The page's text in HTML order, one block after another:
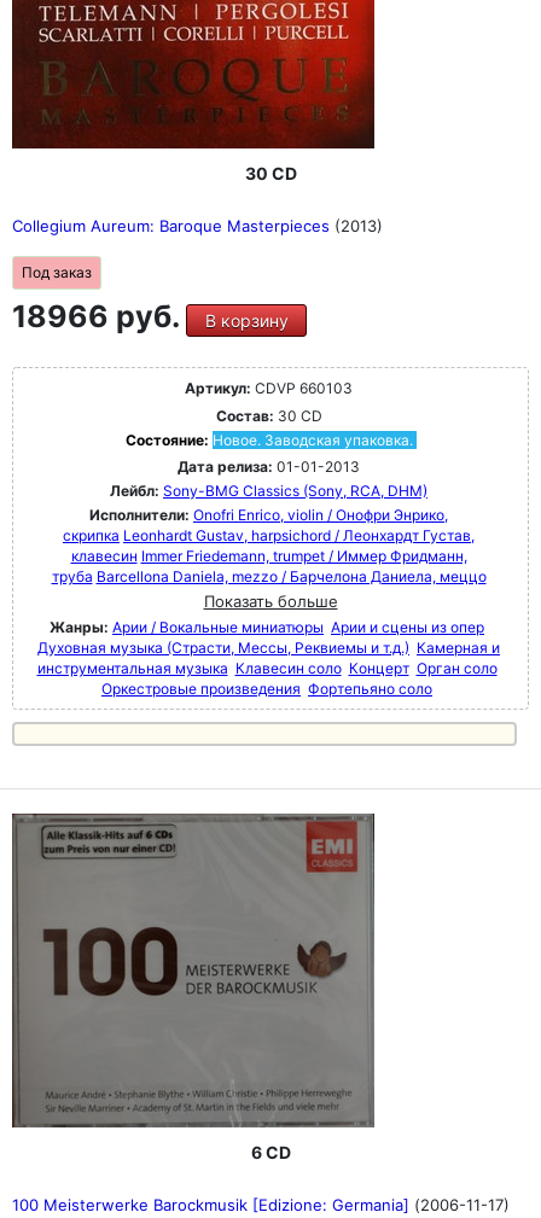
30 CD
Collegium Aureum: Baroque Masterpieces (2013)
Под заказ
18966 руб. В корзину
Артикул: CDVP 660103
Состав: 30 CD
Состояние: Новое. Заводская упаковка.
Дата релиза: 01-01-2013
Лейбл: Sony-BMG Classics (Sony, RCA, DHM)
Исполнители: Onofri Enrico, violin / Онофри Энрико,
скрипка Leonhardt Gustav, harpsichord / Леонхардт Густав,
клавесин Immer Friedemann, trumpet / Иммер Фридманн,
труба Barcellona Daniela, mezzo / Барчелона Даниела, меццо
Показать больше
Жанры: Арии / Вокальные миниатюры Арии и сцены из опер
Духовная музыка (Страсти, Мессы, Реквиемы и т.д.) Камерная и
инструментальная музыка Клавесин соло Концерт Орган соло
Оркестровые произведения Фортепьяно соло
6 CD
100 Meisterwerke Barockmusik [Edizione: Germania] (2006-11-17)